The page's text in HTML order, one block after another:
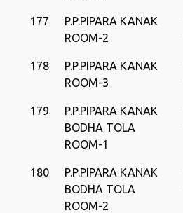
177
P.P.PIPARA KANAK
ROOM-2
178
P.P.PIPARA KANAK
ROOM-3
179
P.P.PIPARA KANAK
BODHA TOLA
ROOM-1
180
P.P.PIPARA KANAK
BODHA TOLA
ROOM-2